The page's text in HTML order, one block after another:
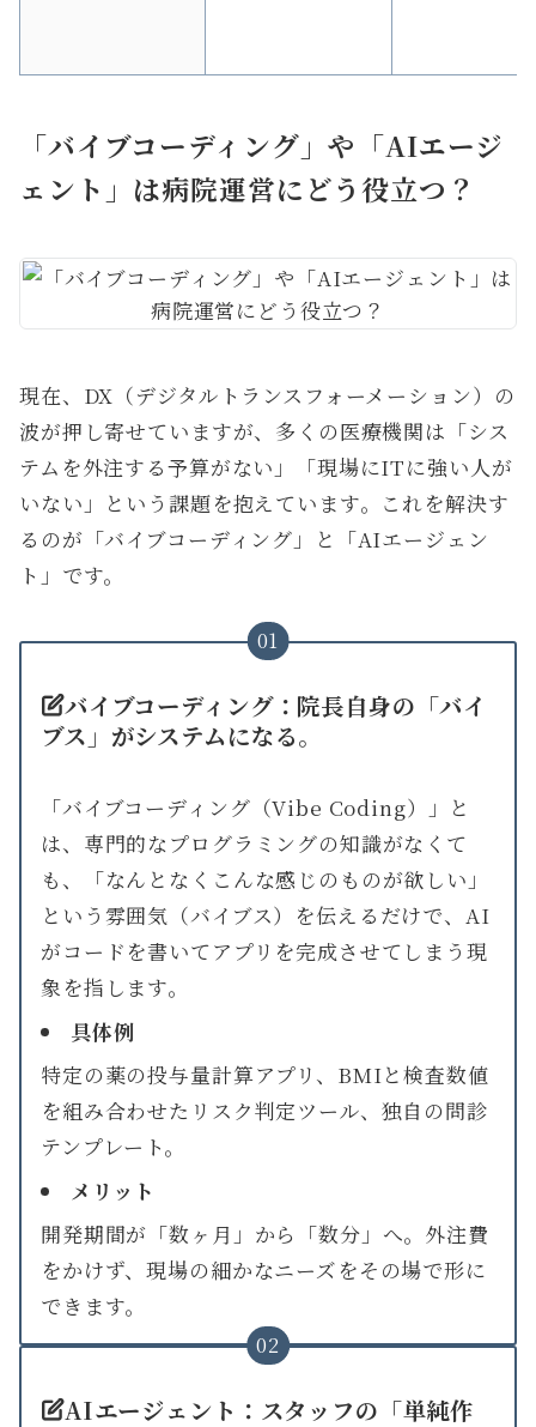
「バイブコーディング」や「AIエージ
ェント」は病院運営にどう役立つ？
現在、DX（デジタルトランスフォーメーション）の
波が押し寄せていますが、多くの医療機関は「シス
テムを外注する予算がない」「現場にITに強い人が
いない」という課題を抱えています。これを解決す
るのが「バイブコーディング」と「AIエージェン
ト」です。
01
バイブコーディング：院長自身の「バイ
ブス」がシステムになる。
「バイブコーディング（Vibe Coding）」と
は、専門的なプログラミングの知識がなくて
も、「なんとなくこんな感じのものが欲しい」
という雰囲気（バイブス）を伝えるだけで、AI
がコードを書いてアプリを完成させてしまう現
象を指します。
具体例
特定の薬の投与量計算アプリ、BMIと検査数値
を組み合わせたリスク判定ツール、独自の問診
テンプレート。
メリット
開発期間が「数ヶ月」から「数分」へ。外注費
をかけず、現場の細かなニーズをその場で形に
できます。
02
AIエージェント：スタッフの「単純作